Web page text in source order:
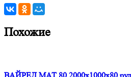
Похожие